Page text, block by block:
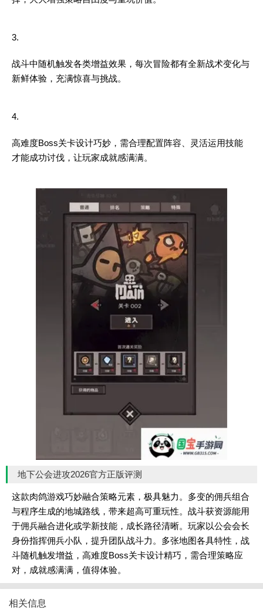
3.
战斗中随机触发各类增益效果，每次冒险都有全新战术变化与
新鲜体验，充满惊喜与挑战。
4.
高难度Boss关卡设计巧妙，需合理配置阵容、灵活运用技能
才能成功讨伐，让玩家成就感满满。
地下公会进攻2026官方正版评测
这款肉鸽游戏巧妙融合策略元素，极具魅力。多变的佣兵组合
与程序生成的地城路线，带来超高可重玩性。战斗获资源能用
于佣兵融合进化或学新技能，成长路径清晰。玩家以公会会长
身份指挥佣兵小队，提升团队战斗力。多张地图各具特性，战
斗随机触发增益，高难度Boss关卡设计精巧，需合理策略应
对，成就感满满，值得体验。
相关信息